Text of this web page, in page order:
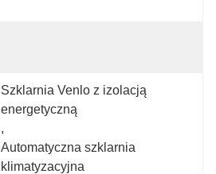
Szklarnia Venlo z izolacją
energetyczną
,
Automatyczna szklarnia
klimatyzacyjna